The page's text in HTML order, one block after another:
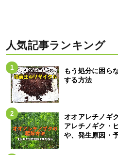
人気記事ランキング
もう処分に困ら
する方法
オオアレチノギ
アレチノギク・
や、発生原因・